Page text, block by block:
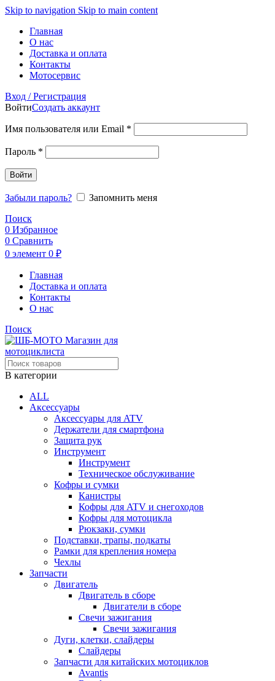
Skip to navigation Skip to main content
Главная
О нас
Доставка и оплата
Контакты
Мотосервис
Вход / Регистрация
ВойтиСоздать аккаунт
Имя пользователя или Email *
Пароль *
Войти
Забыли пароль?
Запомнить меня
Поиск
0 Избранное
0 Сравнить
0 элемент 0 ₽
Главная
Доставка и оплата
Контакты
О нас
Поиск
В категории
ALL
Аксессуары
Аксессуары для ATV
Держатели для смартфона
Защита рук
Инструмент
Инструмент
Техническое обслуживание
Кофры и сумки
Канистры
Кофры для ATV и снегоходов
Кофры для мотоцикла
Рюкзаки, сумки
Подставки, трапы, подкаты
Рамки для крепления номера
Чехлы
Запчасти
Двигатель
Двигатель в сборе
Двигатели в сборе
Свечи зажигания
Свечи зажигания
Дуги, клетки, слайдеры
Слайдеры
Запчасти для китайских мотоциклов
Avantis